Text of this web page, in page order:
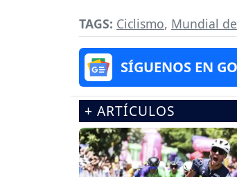
TAGS: Ciclismo, Mundial
SÍGUENOS EN
+ ARTÍCULOS